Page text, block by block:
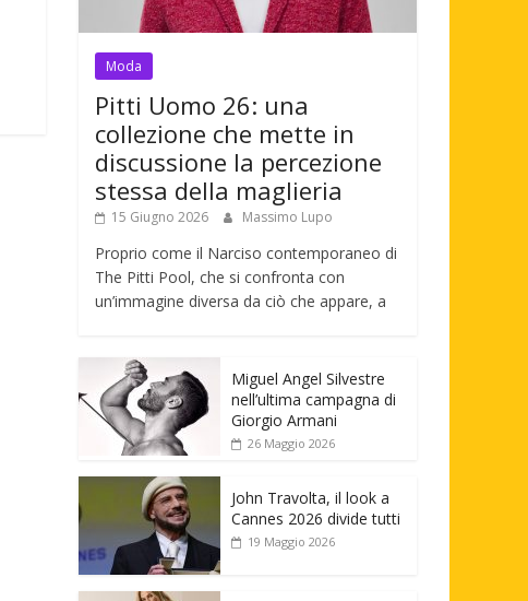
Moda
Pitti Uomo 26: una
collezione che mette in
discussione la percezione
stessa della maglieria
15 Giugno 2026 Massimo Lupo
Proprio come il Narciso contemporaneo di
The Pitti Pool, che si confronta con
un’immagine diversa da ciò che appare, a
Miguel Angel Silvestre
nell’ultima campagna di
Giorgio Armani
26 Maggio 2026
John Travolta, il look a
Cannes 2026 divide tutti
19 Maggio 2026